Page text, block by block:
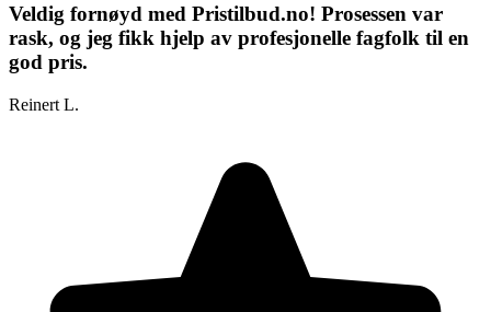
Veldig fornøyd med Pristilbud.no! Prosessen var
rask, og jeg fikk hjelp av profesjonelle fagfolk til en
god pris.
Reinert L.